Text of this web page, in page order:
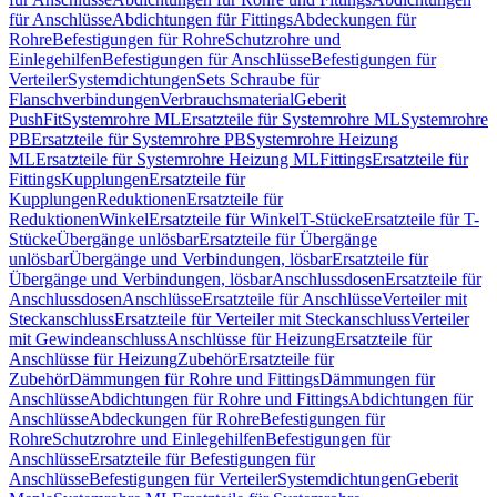
für AnschlüsseAbdichtungen für FittingsAbdeckungen für
RohreBefestigungen für RohreSchutzrohre und
EinlegehilfenBefestigungen für AnschlüsseBefestigungen für
VerteilerSystemdichtungenSets Schraube für
FlanschverbindungenVerbrauchsmaterialGeberit
PushFitSystemrohre MLErsatzteile für Systemrohre MLSystemrohre
PBErsatzteile für Systemrohre PBSystemrohre Heizung
MLErsatzteile für Systemrohre Heizung MLFittingsErsatzteile für
FittingsKupplungenErsatzteile für
KupplungenReduktionenErsatzteile für
ReduktionenWinkelErsatzteile für WinkelT-StückeErsatzteile für T-
StückeÜbergänge unlösbarErsatzteile für Übergänge
unlösbarÜbergänge und Verbindungen, lösbarErsatzteile für
Übergänge und Verbindungen, lösbarAnschlussdosenErsatzteile für
AnschlussdosenAnschlüsseErsatzteile für AnschlüsseVerteiler mit
SteckanschlussErsatzteile für Verteiler mit SteckanschlussVerteiler
mit GewindeanschlussAnschlüsse für HeizungErsatzteile für
Anschlüsse für HeizungZubehörErsatzteile für
ZubehörDämmungen für Rohre und FittingsDämmungen für
AnschlüsseAbdichtungen für Rohre und FittingsAbdichtungen für
AnschlüsseAbdeckungen für RohreBefestigungen für
RohreSchutzrohre und EinlegehilfenBefestigungen für
AnschlüsseErsatzteile für Befestigungen für
AnschlüsseBefestigungen für VerteilerSystemdichtungenGeberit